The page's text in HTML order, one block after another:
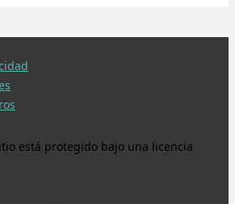
está protegido bajo una licencia